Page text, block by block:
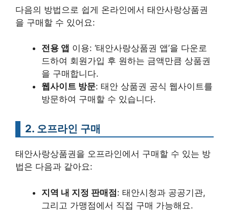
다음의 방법으로 쉽게 온라인에서 태안사랑상품권
을 구매할 수 있어요:
전용 앱 이용: ‘태안사랑상품권 앱’을 다운로
드하여 회원가입 후 원하는 금액만큼 상품권
을 구매합니다.
웹사이트 방문: 태안 상품권 공식 웹사이트를
방문하여 구매할 수 있습니다.
2. 오프라인 구매
태안사랑상품권을 오프라인에서 구매할 수 있는 방
법은 다음과 같아요:
지역 내 지정 판매점: 태안시청과 공공기관,
그리고 가맹점에서 직접 구매 가능해요.